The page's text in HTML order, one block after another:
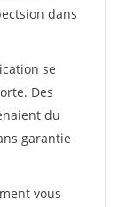
dans
se
Des
du
garantie
vous